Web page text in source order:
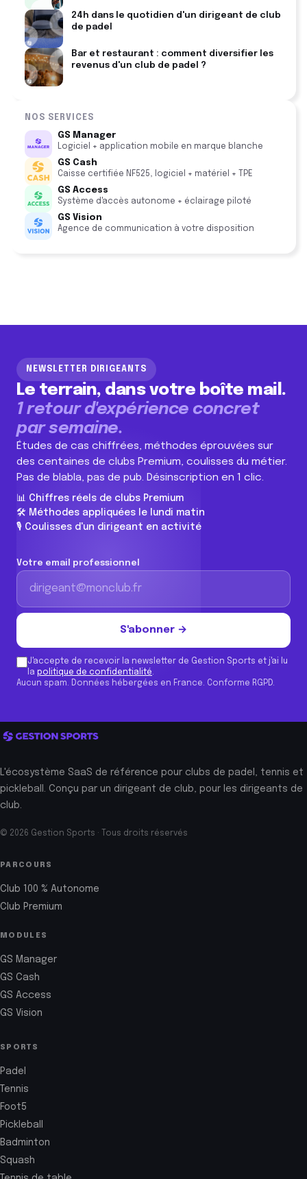
24h dans le quotidien d'un dirigeant de club
de padel
Bar et restaurant : comment diversifier les
revenus d'un club de padel ?
NOS SERVICES
GS Manager
Logiciel + application mobile en marque blanche
GS Cash
Caisse certifiée NF525, logiciel + matériel + TPE
GS Access
Système d'accès autonome + éclairage piloté
GS Vision
Agence de communication à votre disposition
NEWSLETTER DIRIGEANTS
Le terrain, dans votre boîte mail.
1 retour d'expérience concret
par semaine.
Études de cas chiffrées, méthodes éprouvées sur
des centaines de clubs Premium, coulisses du métier.
Pas de blabla, pas de pub. Désinscription en 1 clic.
📊 Chiffres réels de clubs Premium
🛠️ Méthodes appliquées le lundi matin
🎙️ Coulisses d'un dirigeant en activité
Votre email professionnel
S'abonner →
J'accepte de recevoir la newsletter de Gestion Sports et j'ai lu
la politique de confidentialité.
Aucun spam. Données hébergées en France. Conforme RGPD.
L'écosystème SaaS de référence pour clubs de padel, tennis et
pickleball. Conçu par un dirigeant de club, pour les dirigeants de
club.
© 2026 Gestion Sports · Tous droits réservés
PARCOURS
Club 100 % Autonome
Club Premium
MODULES
GS Manager
GS Cash
GS Access
GS Vision
SPORTS
Padel
Tennis
Foot5
Pickleball
Badminton
Squash